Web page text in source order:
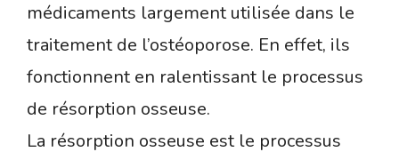
médicaments largement utilisée dans le
traitement de l’ostéoporose. En effet, ils
fonctionnent en ralentissant le processus
de résorption osseuse.
La résorption osseuse est le processus